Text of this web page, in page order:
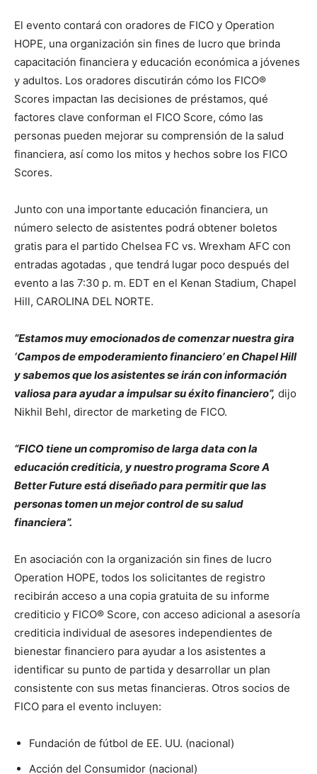
El evento contará con oradores de FICO y Operation
HOPE, una organización sin fines de lucro que brinda
capacitación financiera y educación económica a jóvenes
y adultos. Los oradores discutirán cómo los FICO®
Scores impactan las decisiones de préstamos, qué
factores clave conforman el FICO Score, cómo las
personas pueden mejorar su comprensión de la salud
financiera, así como los mitos y hechos sobre los FICO
Scores.
Junto con una importante educación financiera, un
número selecto de asistentes podrá obtener boletos
gratis para el partido Chelsea FC vs. Wrexham AFC con
entradas agotadas , que tendrá lugar poco después del
evento a las 7:30 p. m. EDT en el Kenan Stadium, Chapel
Hill, CAROLINA DEL NORTE.
“Estamos muy emocionados de comenzar nuestra gira
‘Campos de empoderamiento financiero’ en Chapel Hill
y sabemos que los asistentes se irán con información
valiosa para ayudar a impulsar su éxito financiero”, dijo
Nikhil Behl, director de marketing de FICO.
“FICO tiene un compromiso de larga data con la
educación crediticia, y nuestro programa Score A
Better Future está diseñado para permitir que las
personas tomen un mejor control de su salud
financiera”.
En asociación con la organización sin fines de lucro
Operation HOPE, todos los solicitantes de registro
recibirán acceso a una copia gratuita de su informe
crediticio y FICO® Score, con acceso adicional a asesoría
crediticia individual de asesores independientes de
bienestar financiero para ayudar a los asistentes a
identificar su punto de partida y desarrollar un plan
consistente con sus metas financieras. Otros socios de
FICO para el evento incluyen:
Fundación de fútbol de EE. UU. (nacional)
Acción del Consumidor (nacional)